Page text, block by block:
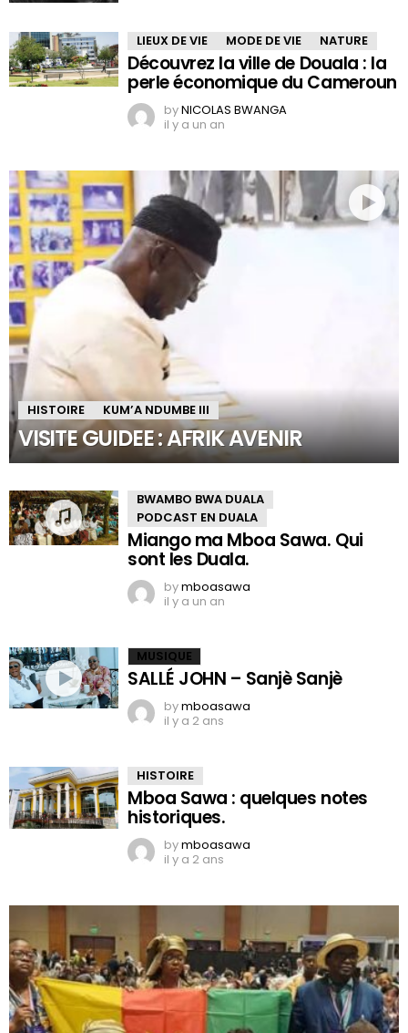
LIEUX DE VIE MODE DE VIE NATURE
Découvrez la ville de Douala : la
perle économique du Cameroun
byNICOLAS BWANGA
il y a un an
HISTOIRE KUM’A NDUMBE III
VISITE GUIDEE : AFRIK AVENIR
BWAMBO BWA DUALA
PODCAST EN DUALA
Miango ma Mboa Sawa. Qui
sont les Duala.
bymboasawa
il y a un an
MUSIQUE
SALLÉ JOHN – Sanjè Sanjè
bymboasawa
il y a 2 ans
HISTOIRE
Mboa Sawa : quelques notes
historiques.
bymboasawa
il y a 2 ans